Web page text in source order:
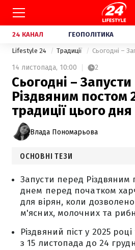
24 КАНАЛ ГЕОПОЛІТИКА
Lifestyle 24 Традиції
14 листопада, 10:00 2
Сьогодні –
Різдвяним постом
традиції цього дня
Влада Пономарьова
ОСНОВНІ ТЕЗИ
Запусти перед Різдвяним
днем перед початком
для вірян, коли
м'ясних, молочних та
Різдвяний піст у 2025
з 15 листопада до 24